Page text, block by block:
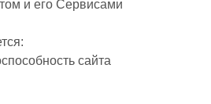
и его Сервисами
сайта